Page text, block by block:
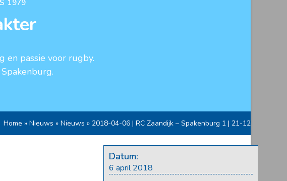
1979
en passie voor rugby.
Home » Nieuws » Nieuws » 2018-04-06 | RC Zaandijk – Spakenburg 1 | 21-12
Datum:
6 april 2018